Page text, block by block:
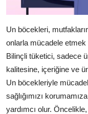
Un böcekleri,
onlarla mücadele
Bilinçli tüketici, sadece
kalitesine, içeriğine ve
Un böcekleriyle
sağlığımızı
yardımcı olur.